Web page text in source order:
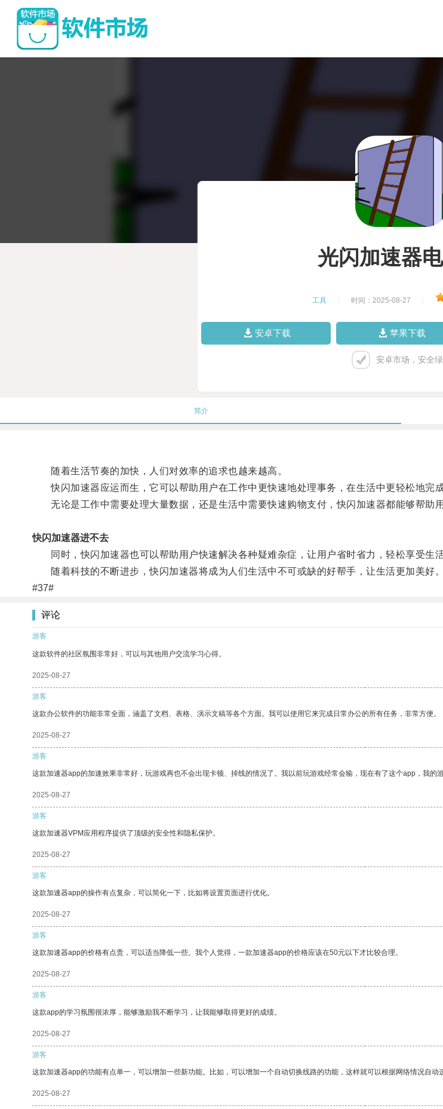
光闪加速器
工具 时间：2025-08-27
安卓下载 苹果下载
安卓市场，安全
简介
随着生活节奏的加快，人们对效率的追求也越来越高。
快闪加速器应运而生，它可以帮助用户在工作中更快速地处理事务，在生活中更轻松地完成
无论是工作中需要处理大量数据，还是生活中需要快速购物支付，快闪加速器都能够帮助用
快闪加速器进不去
同时，快闪加速器也可以帮助用户快速解决各种疑难杂症，让用户省时省力，轻松享受生活
随着科技的不断进步，快闪加速器将成为人们生活中不可或缺的好帮手，让生活更加美好。
#37#
评论
游客
这款软件的社区氛围非常好，可以与其他用户交流学习心得。
2025-08-27
游客
这款办公软件的功能非常全面，涵盖了文档、表格、演示文稿等各个方面。我可以使用它来完成日常办公的所有任务，非常方便。
2025-08-27
游客
这款加速器app的加速效果非常好，玩游戏再也不会出现卡顿、掉线的情况了。我以前玩游戏经常会输，现在有了这个app，我的
2025-08-27
游客
这款加速器VPM应用程序提供了顶级的安全性和隐私保护。
2025-08-27
游客
这款加速器app的操作有点复杂，可以简化一下，比如将设置页面进行优化。
2025-08-27
游客
这款加速器app的价格有点贵，可以适当降低一些。我个人觉得，一款加速器app的价格应该在50元以下才比较合理。
2025-08-27
游客
这款app的学习氛围很浓厚，能够激励我不断学习，让我能够取得更好的成绩。
2025-08-27
游客
这款加速器app的功能有点单一，可以增加一些新功能。比如，可以增加一个自动切换线路的功能，这样就可以根据网络情况自动
2025-08-27